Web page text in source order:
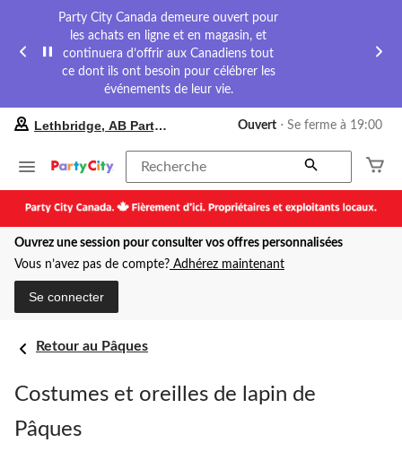
Party City Canada demeure ouvert pour
les achats en ligne et en magasin, et
continuera d’offrir aux Canadiens tout
ce dont ils ont besoin pour célébrer les
événements de leur vie.
préféré
Lethbridge,
Party
City,
courament
Ouvert,
Lethbridge, AB Party City Ouvert ⋅ Se ferme à 19:00
Recherche
Ouvrez une session pour consulter vos offres personnalisées
Vous n’avez pas de compte? Adhérez maintenant
Se connecter
Retour au Pâques
Costumes et oreilles de lapin de
Pâques